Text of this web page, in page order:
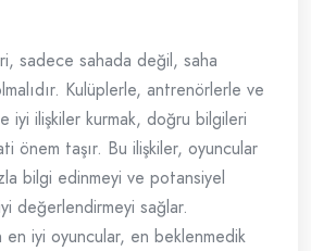
sadece sahada değil, saha
Kulüplerle, antrenörlerle ve
iyi ilişkiler kurmak, doğru bilgileri
önem taşır. Bu ilişkiler, oyuncular
bilgi edinmeyi ve potansiyel
değerlendirmeyi sağlar.
en iyi oyuncular, en beklenmedik